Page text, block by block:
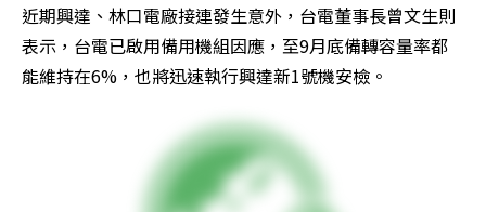
近期興達、林口電廠接連發生意外，台電董事長曾文生則
表示，台電已啟用備用機組因應，至9月底備轉容量率都
能維持在6%，也將迅速執行興達新1號機安檢。